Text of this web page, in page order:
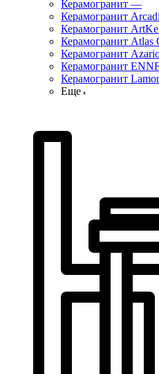
Керамогранит —
Керамогранит
Керамогранит
Керамогранит Atlas
Керамогранит
Керамогранит
Керамогранит
Еще